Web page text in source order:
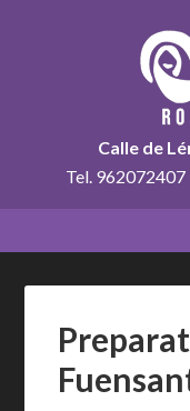
Calle de
Tel.